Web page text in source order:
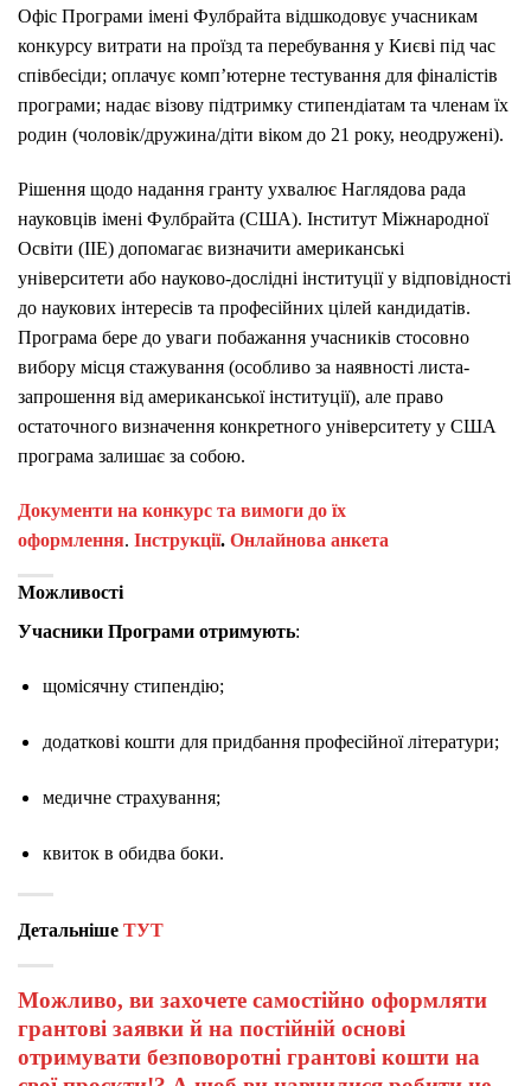
Офіс Програми імені Фулбрайта відшкодовує учасникам
конкурсу витрати на проїзд та перебування у Києві під час
співбесіди; оплачує комп’ютерне тестування для фіналістів
програми; надає візову підтримку стипендіатам та членам їх
родин (чоловік/дружина/діти віком до 21 року, неодружені).
Рішення щодо надання гранту ухвалює Наглядова рада
науковців імені Фулбрайта (США). Інститут Міжнародної
Освіти (IIE) допомагає визначити американські
університети або науково-дослідні інституції у відповідності
до наукових інтересів та професійних цілей кандидатів.
Програма бере до уваги побажання учасників стосовно
вибору місця стажування (особливо за наявності листа-
запрошення від американської інституції), але право
остаточного визначення конкретного університету у США
програма залишає за собою.
Документи на конкурс та вимоги до їх
оформлення. Інструкції. Онлайнова анкета
Можливості
Учасники Програми отримують:
щомісячну стипендію;
додаткові кошти для придбання професійної літератури;
медичне страхування;
квиток в обидва боки.
Детальніше ТУТ
Можливо, ви захочете самостійно оформляти
грантові заявки й на постійній основі
отримувати безповоротні грантові кошти на